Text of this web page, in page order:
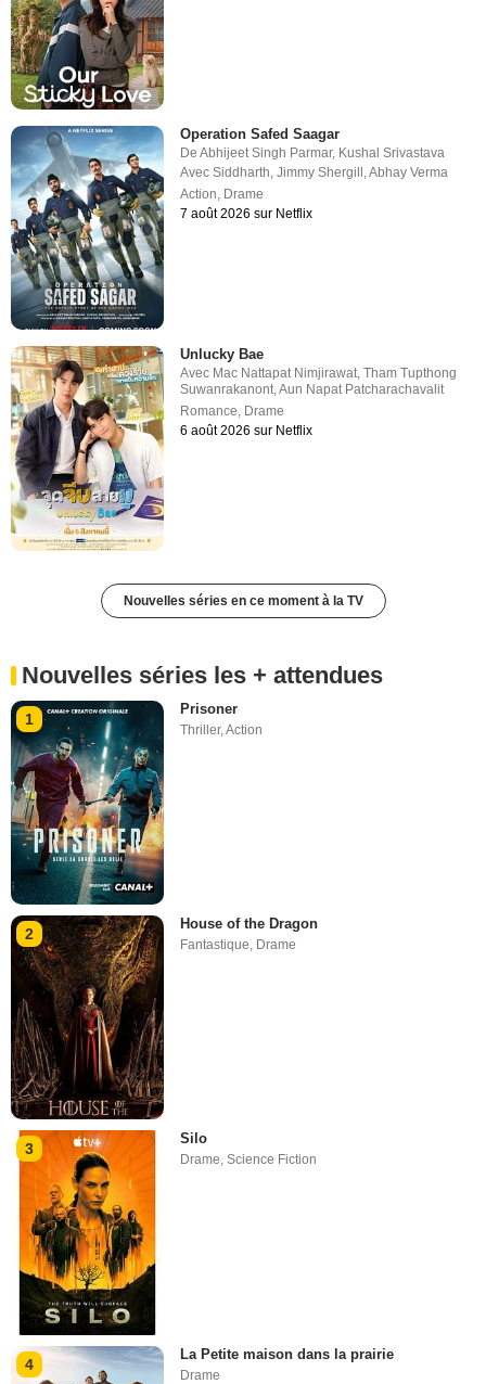
Operation Safed Saagar
DeAbhijeet Singh Parmar, Kushal Srivastava
AvecSiddharth,Jimmy Shergill ,Abhay Verma
Action, Drame
7 août 2026 sur Netflix
Unlucky Bae
Avec Mac Nattapat Nimjirawat,Tham Tupthong
Suwanrakanont,Aun Napat Patcharachavalit
Romance, Drame
6 août 2026 sur Netflix
Nouvelles séries en ce moment à la TV
Nouvelles séries les + attendues
1
Prisoner
Thriller,Action
2
House of the Dragon
Fantastique, Drame
3
Silo
Drame,Science Fiction
4
La Petite maison dans la prairie
Drame